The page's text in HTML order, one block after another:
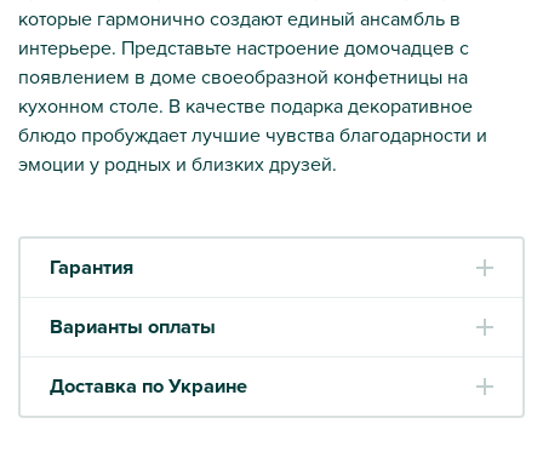
которые гармонично создают единый ансамбль в
интерьере. Представьте настроение домочадцев с
появлением в доме своеобразной конфетницы на
кухонном столе. В качестве подарка декоративное
блюдо пробуждает лучшие чувства благодарности и
эмоции у родных и близких друзей.
Гарантия
Варианты оплаты
Доставка по Украине